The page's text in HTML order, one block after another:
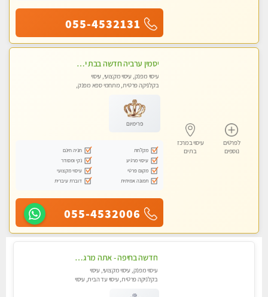
055-4532131
לפרטים
נוספים
עיסוי במרכז
בת ים
יסמין ערביה חדשה בבת ים חדש חדש .כל סוגי העיסויים במקום הכי מושלם בעיר בת ים . highly recommended..new in the city
עיסוי מפנק, עיסוי מקצועי, עיסוי
בקלניקה פרטית, מתחמי ספא מפנק,
טנטרה
פרימיום
מקלחת
חניה חינם
עיסוי מרגיע
נקי ומסודר
מקום פרטי
עיסוי מקצועי
תמונה אמיתית
דוברת עיברית
055-4532006
חדשה בחיפה - אתה מרגיש עייף??? זה הזמן להתפנק בעיסוי מקצועי ברמה גבוהה- Highly recommended
עיסוי מפנק, עיסוי מקצועי, עיסוי
בקלניקה פרטית, עיסוי עד הבית, עיסוי